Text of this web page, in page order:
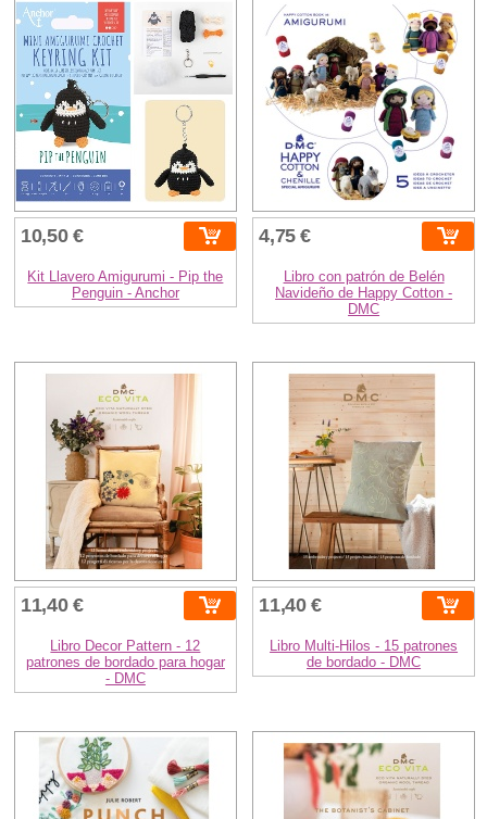
10,50 €
Kit Llavero Amigurumi - Pip the
Penguin - Anchor
4,75 €
Libro con patrón de Belén
Navideño de Happy Cotton -
DMC
11,40 €
Libro Decor Pattern - 12
patrones de bordado para hogar
- DMC
11,40 €
Libro Multi-Hilos - 15 patrones
de bordado - DMC